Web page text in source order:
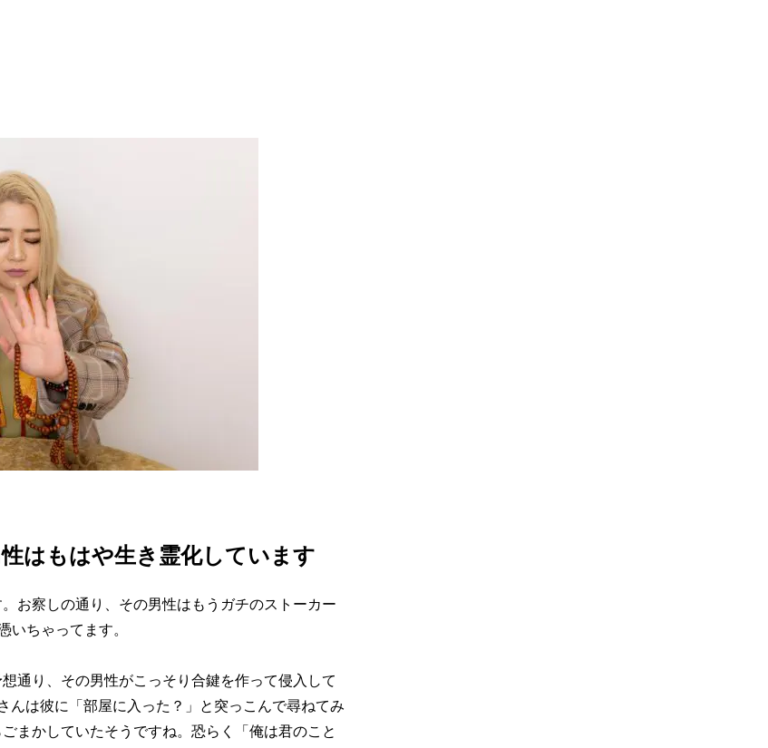
はもはや生き霊化しています
お察しの通り、その男性はもうガチのストーカー
いちゃってます。
通り、その男性がこっそり合鍵を作って侵入して
んは彼に「部屋に入った？」と突っこんで尋ねてみ
まかしていたそうですね。恐らく「俺は君のこと